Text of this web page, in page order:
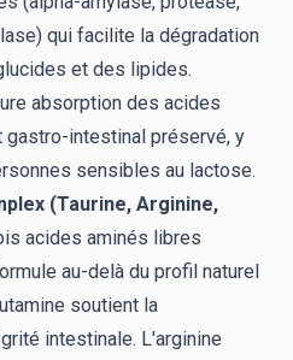
qui facilite la dégradation
et des lipides.
absorption des acides
gastro-intestinal préservé, y
sensibles au lactose.
(Taurine, Arginine,
acides aminés libres
au-delà du profil naturel
soutient la
intestinale. L'arginine